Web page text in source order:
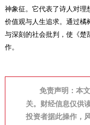
神象征。它代表了诗人对理
价值观与人生追求。通过橘
与深刻的社会批判，使《楚
作。
免责声明：本
关。财经信息仅供
投资者据此操作，